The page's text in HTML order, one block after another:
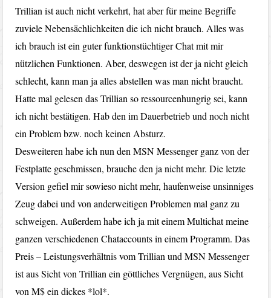
Trillian ist auch nicht verkehrt, hat aber für meine Begriffe
zuviele Nebensächlichkeiten die ich nicht brauch. Alles was
ich brauch ist ein guter funktionstüchtiger Chat mit mir
nützlichen Funktionen. Aber, deswegen ist der ja nicht gleich
schlecht, kann man ja alles abstellen was man nicht braucht.
Hatte mal gelesen das Trillian so ressourcenhungrig sei, kann
ich nicht bestätigen. Hab den im Dauerbetrieb und noch nicht
ein Problem bzw. noch keinen Absturz.
Desweiteren habe ich nun den MSN Messenger ganz von der
Festplatte geschmissen, brauche den ja nicht mehr. Die letzte
Version gefiel mir sowieso nicht mehr, haufenweise unsinniges
Zeug dabei und von anderweitigen Problemen mal ganz zu
schweigen. Außerdem habe ich ja mit einem Multichat meine
ganzen verschiedenen Chataccounts in einem Programm. Das
Preis – Leistungsverhältnis vom Trillian und MSN Messenger
ist aus Sicht von Trillian ein göttliches Vergnügen, aus Sicht
von M$ ein dickes *lol*.